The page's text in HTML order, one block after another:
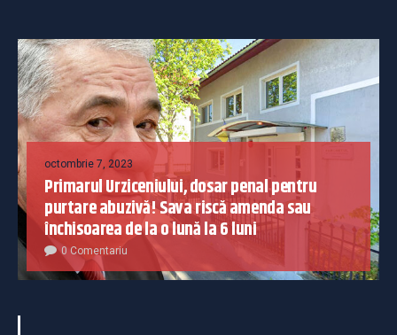
octombrie 7, 2023
Primarul Urziceniului, dosar penal pentru
purtare abuzivă! Sava riscă amenda sau
închisoarea de la o lună la 6 luni
0 Comentariu